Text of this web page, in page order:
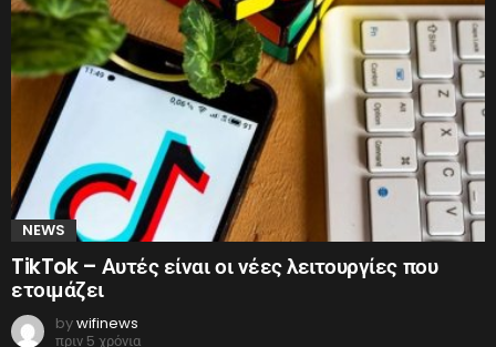
NEWS
TikTok – Αυτές είναι οι νέες λειτουργίες που
ετοιμάζει
bywifinews
πριν 5 χρόνια